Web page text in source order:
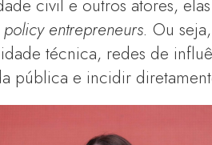
civil e outros atores,
policy entrepreneurs. Ou
técnica, redes de
pública e incidir